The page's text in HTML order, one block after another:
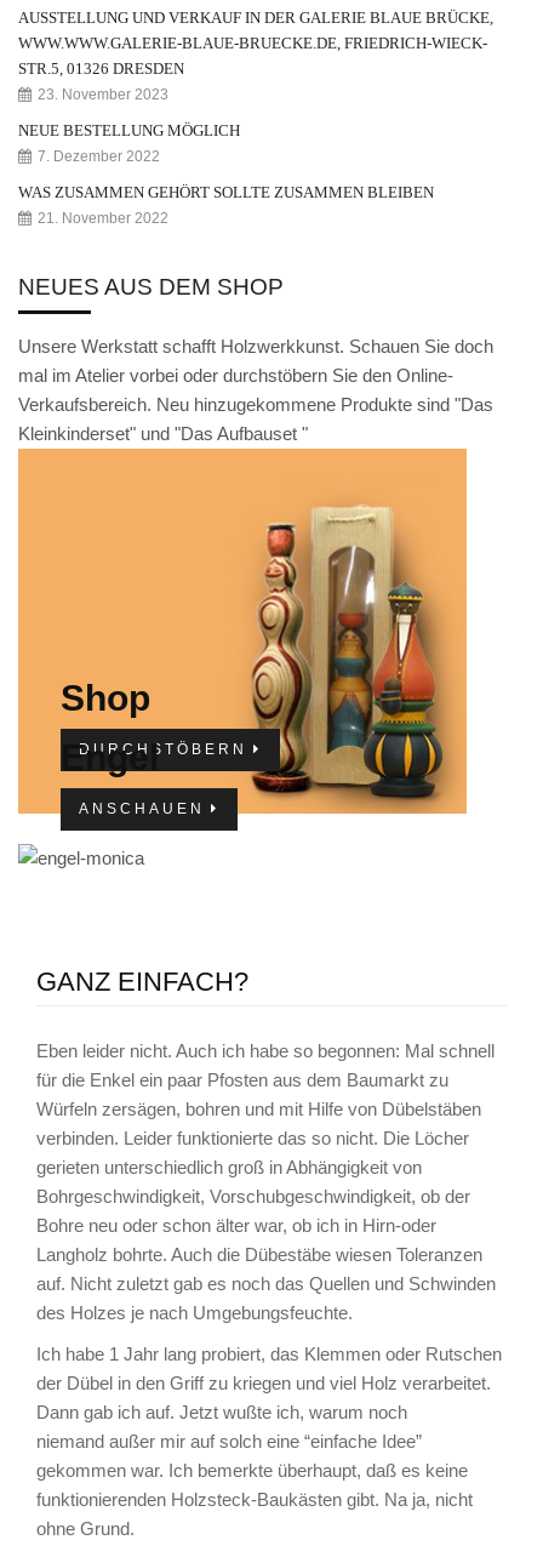
Räuchermann
Mein Konto
KONTAKT
IMPRESSUM
AUSSTELLUNG UND VERKAUF IN DER GALERIE BLAUE BRÜCKE,
WWW.WWW.GALERIE-BLAUE-BRUECKE.DE, FRIEDRICH-WIECK-
STR.5, 01326 DRESDEN
23. November 2023
NEUE BESTELLUNG MÖGLICH
7. Dezember 2022
WAS ZUSAMMEN GEHÖRT SOLLTE ZUSAMMEN BLEIBEN
21. November 2022
NEUES AUS DEM SHOP
Unsere Werkstatt schafft Holzwerkkunst. Schauen Sie doch
mal im Atelier vorbei oder durchstöbern Sie den Online-
Verkaufsbereich. Neu hinzugekommene Produkte sind "Das
Kleinkinderset" und "Das Aufbauset "
Shop
DURCHSTÖBERN
Engel
ANSCHAUEN
GANZ EINFACH?
Eben leider nicht. Auch ich habe so begonnen: Mal schnell
für die Enkel ein paar Pfosten aus dem Baumarkt zu
Würfeln zersägen, bohren und mit Hilfe von Dübelstäben
verbinden. Leider funktionierte das so nicht. Die Löcher
gerieten unterschiedlich groß in Abhängigkeit von
Bohrgeschwindigkeit, Vorschubgeschwindigkeit, ob der
Bohre neu oder schon älter war, ob ich in Hirn-oder
Langholz bohrte. Auch die Dübestäbe wiesen Toleranzen
auf. Nicht zuletzt gab es noch das Quellen und Schwinden
des Holzes je nach Umgebungsfeuchte.
Ich habe 1 Jahr lang probiert, das Klemmen oder Rutschen
der Dübel in den Griff zu kriegen und viel Holz verarbeitet.
Dann gab ich auf. Jetzt wußte ich, warum noch
niemand außer mir auf solch eine “einfache Idee”
gekommen war. Ich bemerkte überhaupt, daß es keine
funktionierenden Holzsteck-Baukästen gibt. Na ja, nicht
ohne Grund.